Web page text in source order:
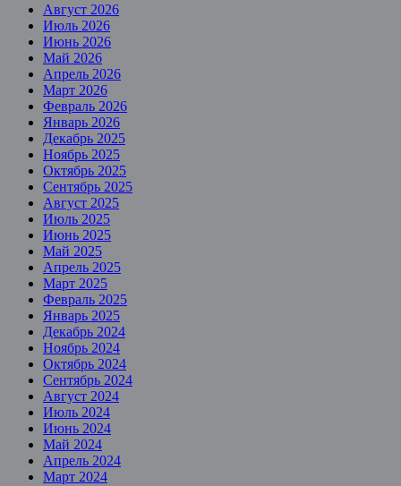
Август 2026
Июль 2026
Июнь 2026
Май 2026
Апрель 2026
Март 2026
Февраль 2026
Январь 2026
Декабрь 2025
Ноябрь 2025
Октябрь 2025
Сентябрь 2025
Август 2025
Июль 2025
Июнь 2025
Май 2025
Апрель 2025
Март 2025
Февраль 2025
Январь 2025
Декабрь 2024
Ноябрь 2024
Октябрь 2024
Сентябрь 2024
Август 2024
Июль 2024
Июнь 2024
Май 2024
Апрель 2024
Март 2024